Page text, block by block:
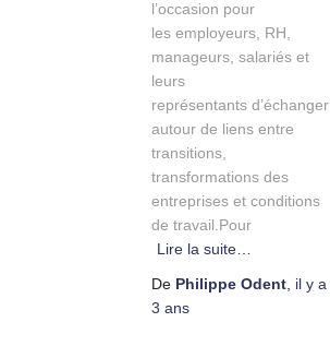
l’occasion pour
les employeurs, RH,
manageurs, salariés et
leurs
représentants d’échanger
autour de liens entre
transitions,
transformations des
entreprises et conditions
de travail.Pour
Lire la suite…
De Philippe Odent, il y a
3 ans